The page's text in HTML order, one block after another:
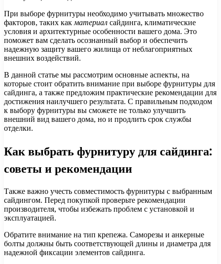
При выборе фурнитуры необходимо учитывать множество
факторов, таких как материал сайдинга, климатические
условия и архитектурные особенности вашего дома. Это
поможет вам сделать осознанный выбор и обеспечить
надежную защиту вашего жилища от неблагоприятных
внешних воздействий.
В данной статье мы рассмотрим основные аспекты, на
которые стоит обратить внимание при выборе фурнитуры для
сайдинга, а также предложим практические рекомендации для
достижения наилучшего результата. С правильным подходом
к выбору фурнитуры вы сможете не только улучшить
внешний вид вашего дома, но и продлить срок службы
отделки.
Как выбрать фурнитуру для сайдинга:
советы и рекомендации
Также важно учесть совместимость фурнитуры с выбранным
сайдингом. Перед покупкой проверьте рекомендации
производителя, чтобы избежать проблем с установкой и
эксплуатацией.
Обратите внимание на тип крепежа. Саморезы и анкерные
болты должны быть соответствующей длины и диаметра для
надежной фиксации элементов сайдинга.